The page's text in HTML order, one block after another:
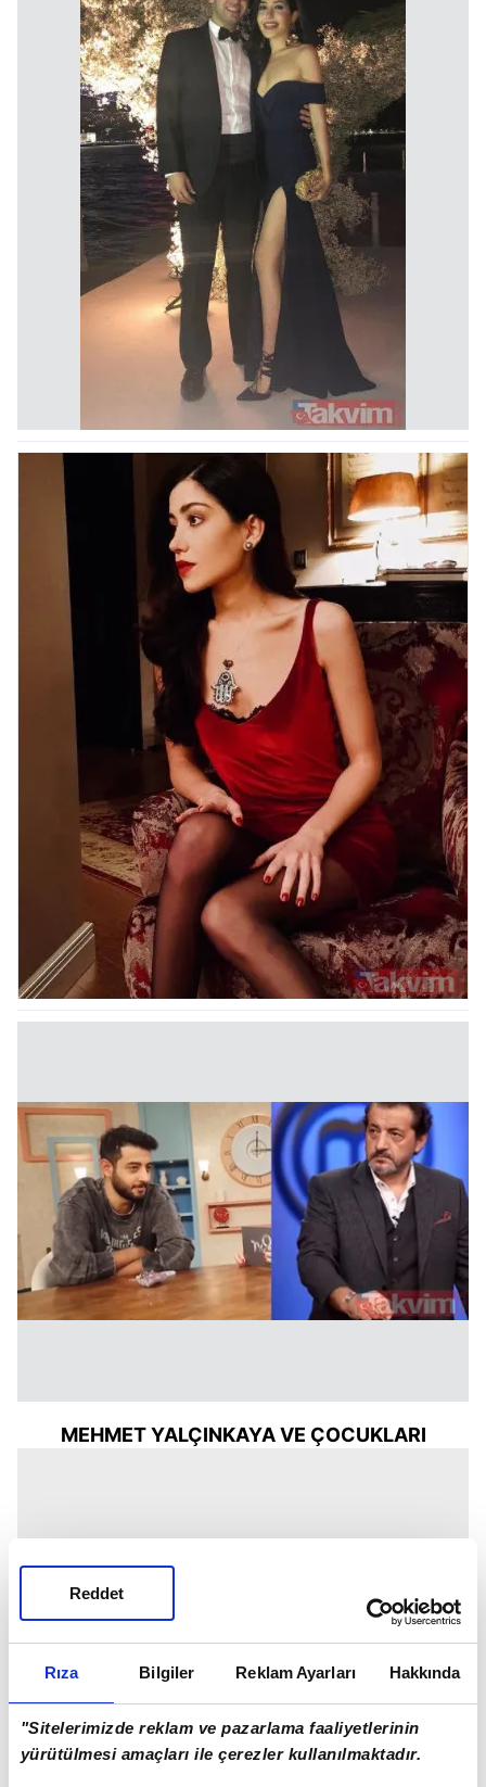
Rıza Bilgiler Reklam Ayarları Hakkında
"Sitelerimizde reklam ve pazarlama faaliyetlerinin
yürütülmesi amaçları ile çerezler kullanılmaktadır.
Reddet
MEHMET YALÇINKAYA VE ÇOCUKLARI